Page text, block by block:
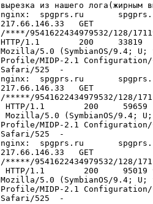
вырезка из нашего лога(жирным
nginx:  spgprs.ru
217.66.146.33   GET
/****/9541622434979532/128/
HTTP/1.1        200
Mozilla/5.0 (SymbianOS/9.4;
Profile/MIDP-2.1 Configuration/
Safari/525  -
nginx:  spgprs.ru
217.66.146.33   GET
/*****/9541622434979532/128/
HTTP/1.1        200
Mozilla/5.0 (SymbianOS/9.4;
Profile/MIDP-2.1 Configuration/
Safari/525  -
nginx:  spgprs.ru
217.66.146.33   GET
/*****/9541622434979532/128/
HTTP/1.1        200
Mozilla/5.0 (SymbianOS/9.4;
Profile/MIDP-2.1 Configuration/
Safari/525  -